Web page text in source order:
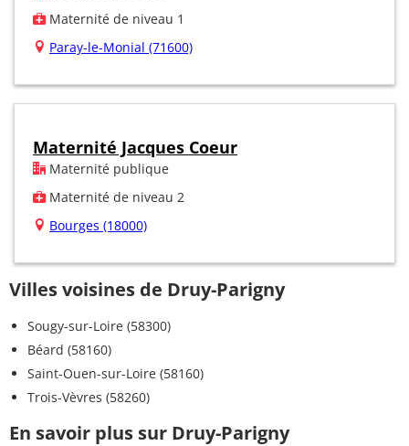
Maternité de niveau 1
Paray-le-Monial (71600)
Maternité Jacques Coeur
Maternité publique
Maternité de niveau 2
Bourges (18000)
Villes voisines de Druy-Parigny
Sougy-sur-Loire (58300)
Béard (58160)
Saint-Ouen-sur-Loire (58160)
Trois-Vèvres (58260)
En savoir plus sur Druy-Parigny